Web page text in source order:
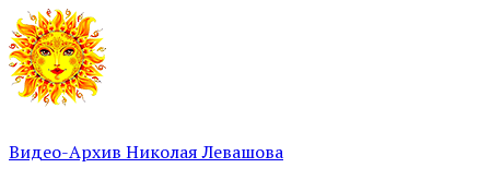
Skip
to
content
Видео-Архив Николая Левашова